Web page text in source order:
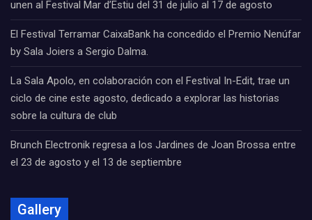
unen al Festival Mar d’Estiu del 31 de julio al 17 de agosto
El Festival Terramar CaixaBank ha concedido el Premio Nenúfar
by Sala Joiers a Sergio Dalma.
La Sala Apolo, en colaboración con el Festival In-Edit, trae un
ciclo de cine este agosto, dedicado a explorar las historias
sobre la cultura de club
Brunch Electronik regresa a los Jardines de Joan Brossa entre
el 23 de agosto y el 13 de septiembre
Gallery